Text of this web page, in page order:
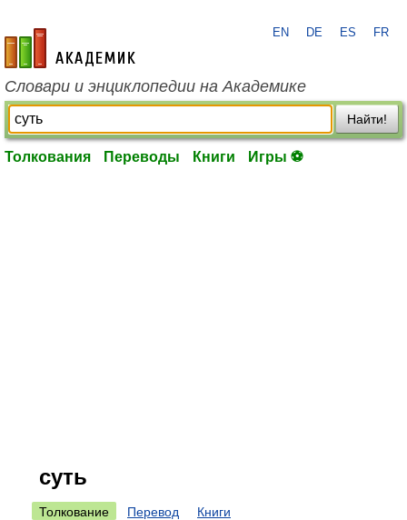
academic.ru
EN DE ES FR
Словари и энциклопедии на Академике
Найти!
Толкования Переводы Книги Игры ⚽
суть
Толкование Перевод Книги